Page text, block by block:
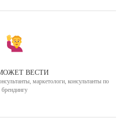
ВЕСТИ
маркетологи, консультанты по
брендингу